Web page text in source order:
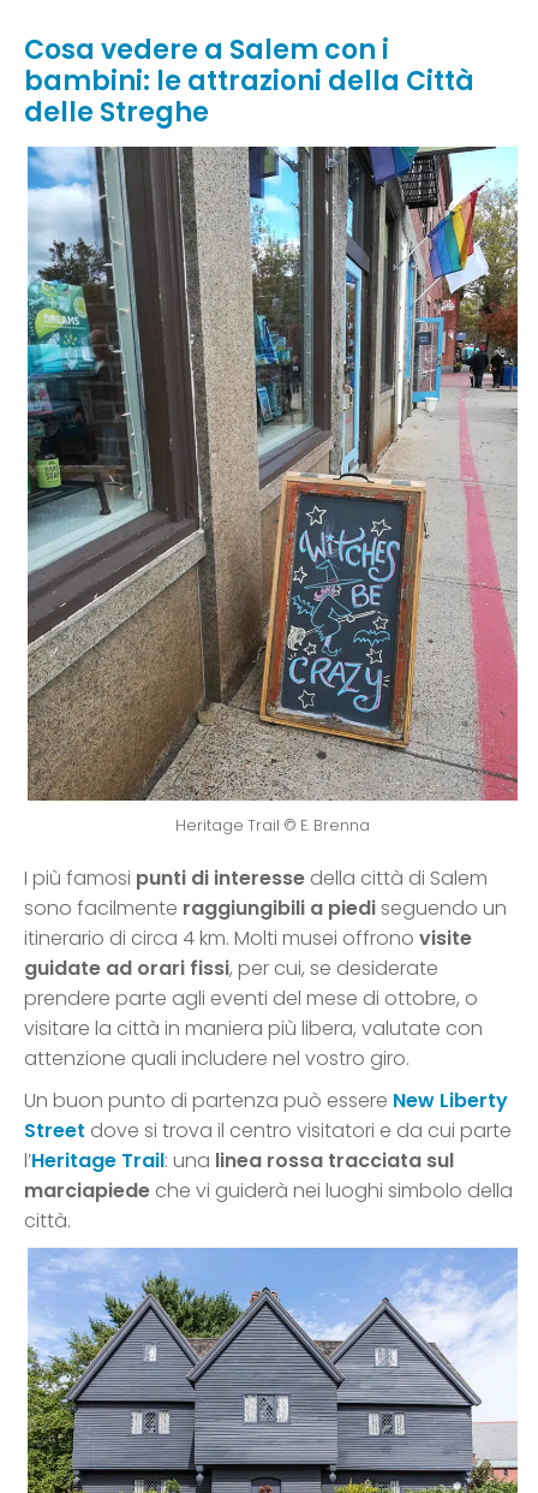
Cosa vedere a Salem con i
bambini: le attrazioni della Città
delle Streghe
Heritage Trail © E. Brenna
I più famosi punti di interesse della città di Salem
sono facilmente raggiungibili a piediseguendo un
itinerario di circa 4 km. Molti musei offrono visite
guidate ad orari fissi, per cui, se desiderate
prendere parte agli eventi del mese di ottobre, o
visitare la città in maniera più libera, valutate con
attenzione quali includere nel vostro giro.
Un buon punto di partenza può essere New Liberty
Street dove si trova il centro visitatori e da cui parte
l’Heritage Trail: una linea rossa tracciata sul
marciapiede che vi guiderà nei luoghi simbolo della
città.